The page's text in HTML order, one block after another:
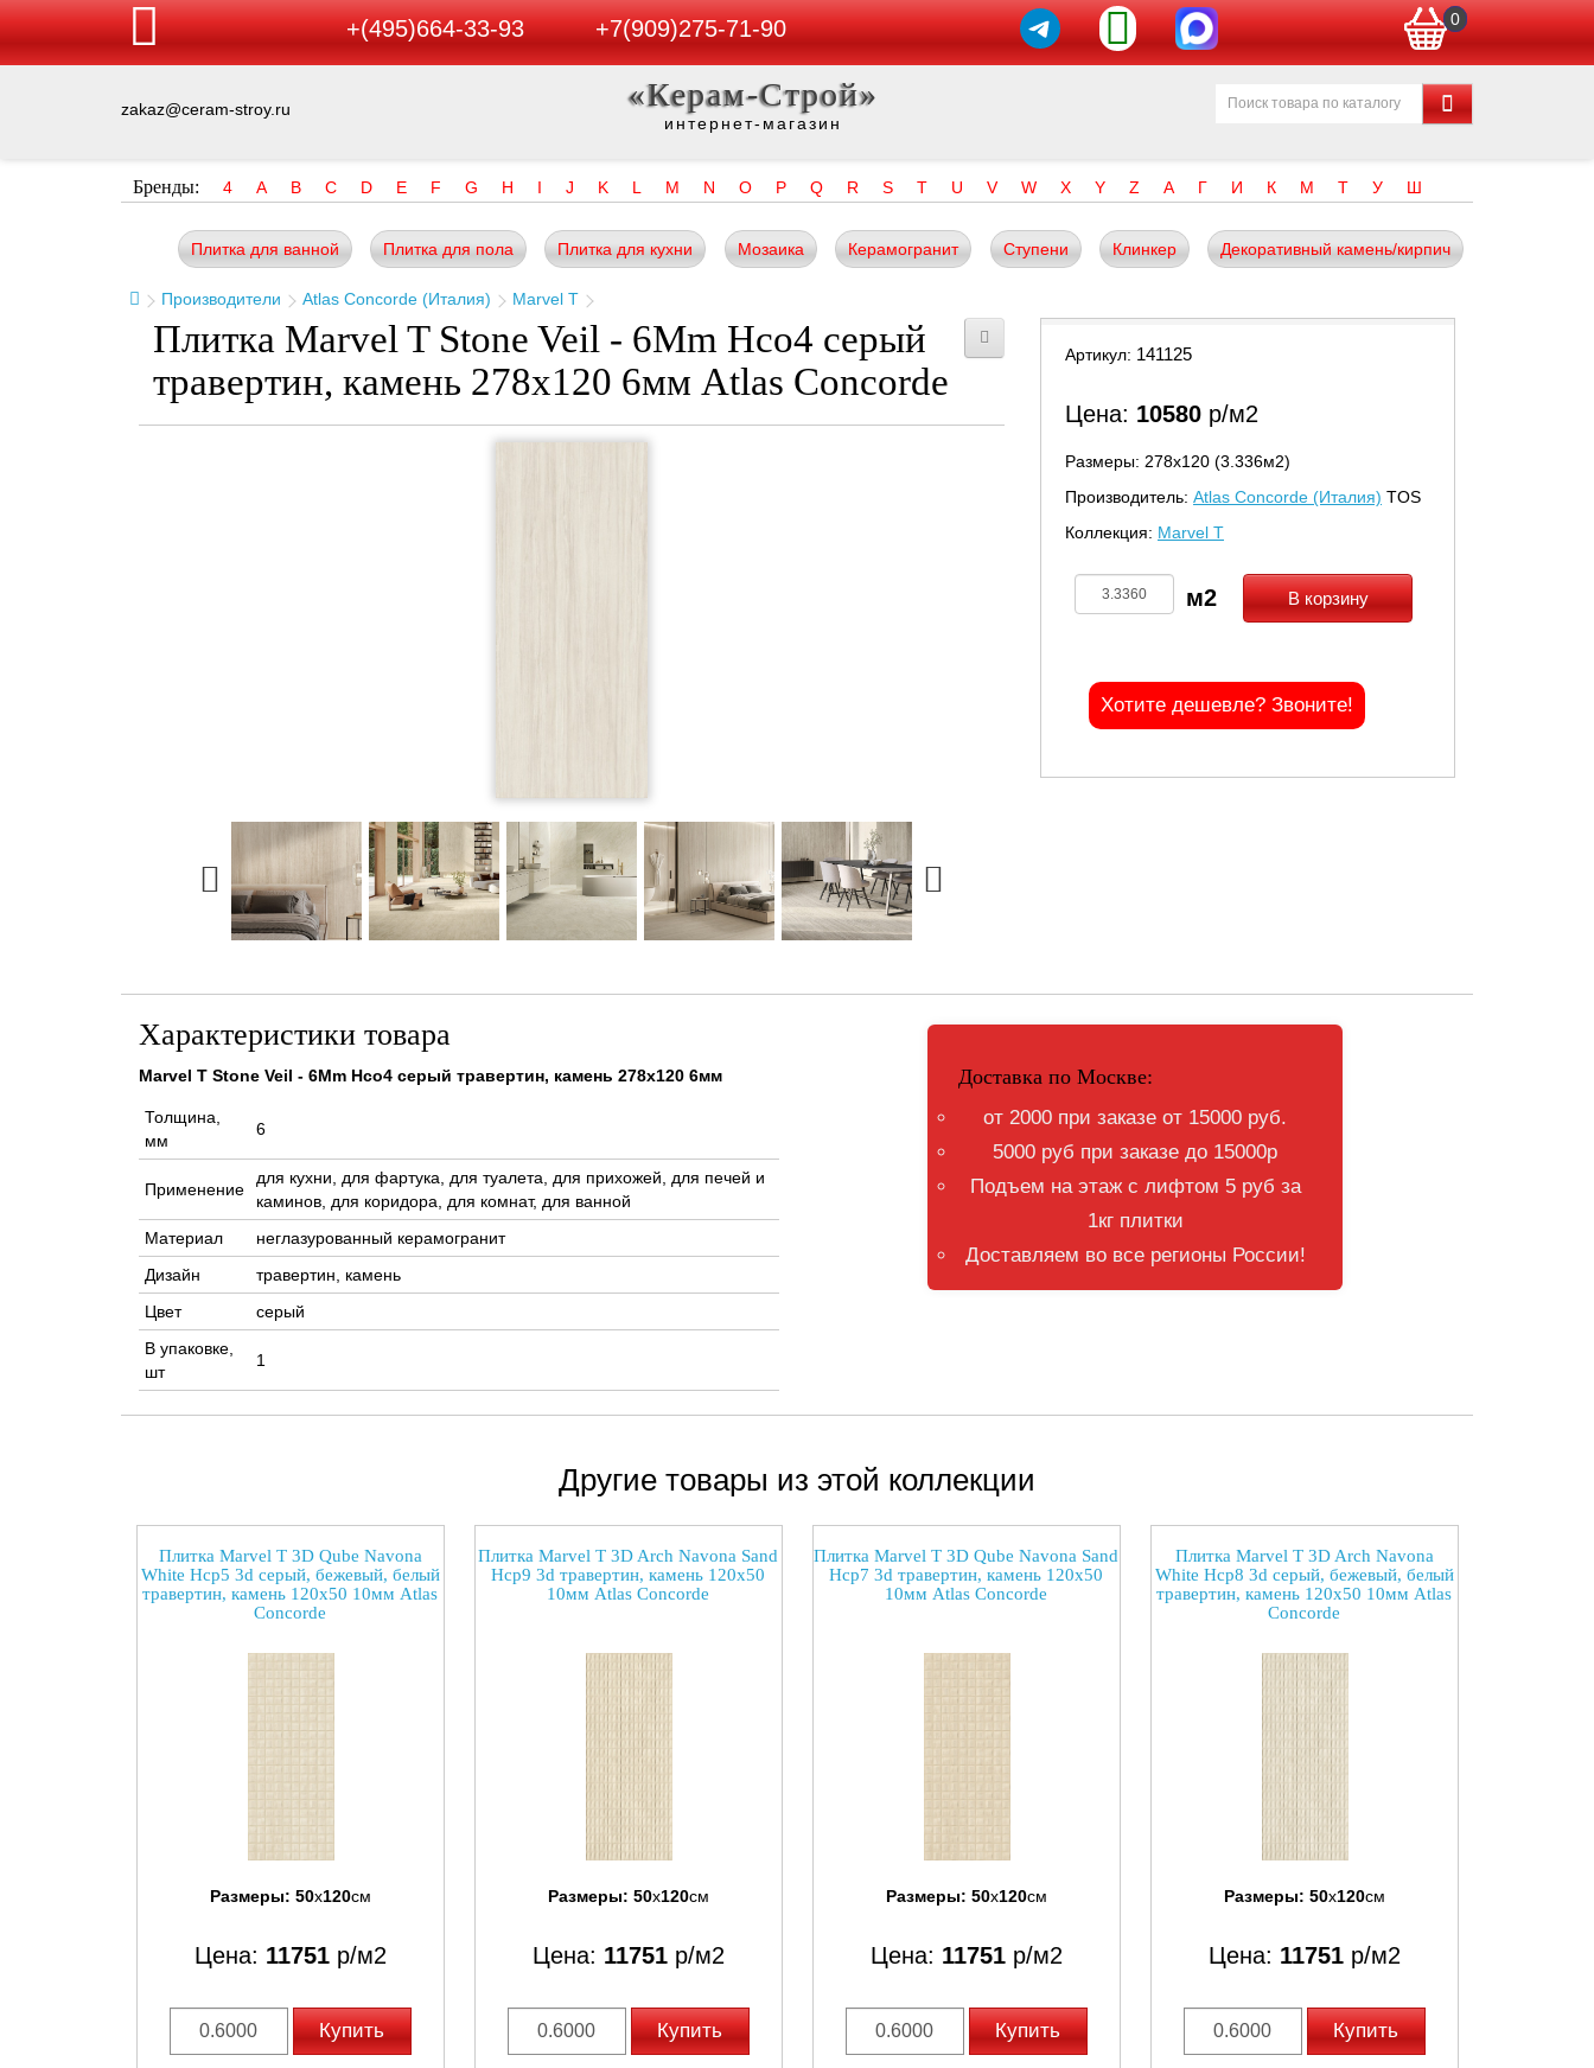
+(495)664-33-93 +7(909)275-71-90 0
zakaz@ceram-stroy.ru «Керам-Строй»
интернет-магазин
Бренды: 4 A B C D E F G H I J K L M N O P Q R S T U V W X Y Z А Г И К М Т У Ш
Плитка для ванной Плитка для пола Плитка для кухни Мозаика Керамогранит Ступени Клинкер Декоративный камень/кирпич
Производители Atlas Concorde (Италия) Marvel T
Плитка Marvel T Stone Veil - 6Mm Hco4 серый
травертин, камень 278x120 6мм Atlas Concorde
Артикул: 141125
Цена: 10580 р/м2
Размеры: 278х120 (3.336м2)
Производитель: Atlas Concorde (Италия) TOS
Коллекция: Marvel T
В корзину
Хотите дешевле? Звоните!
Характеристики товара
Marvel T Stone Veil - 6Mm Hco4 серый травертин, камень 278x120 6мм
Толщина,
мм
6
Применение
для кухни, для фартука, для туалета, для прихожей, для печей и
каминов, для коридора, для комнат, для ванной
Материал
неглазурованный керамогранит
Дизайн
травертин, камень
Цвет
серый
В упаковке,
шт
1
Доставка по Москве:
от 2000 при заказе от 15000 руб.
5000 руб при заказе до 15000р
Подъем на этаж с лифтом 5 руб за
1кг плитки
Доставляем во все регионы России!
Другие товары из этой коллекции
Плитка Marvel T 3D Qube Navona
White Hcp5 3d серый, бежевый, белый
травертин, камень 120x50 10мм Atlas
Concorde
Размеры: 50x120см
Цена: 11751р/м2
Купить
Плитка Marvel T 3D Arch Navona Sand
Hcp9 3d травертин, камень 120x50
10мм Atlas Concorde
Размеры: 50x120см
Цена: 11751р/м2
Купить
Плитка Marvel T 3D Qube Navona Sand
Hcp7 3d травертин, камень 120x50
10мм Atlas Concorde
Размеры: 50x120см
Цена: 11751р/м2
Купить
Плитка Marvel T 3D Arch Navona
White Hcp8 3d серый, бежевый, белый
травертин, камень 120x50 10мм Atlas
Concorde
Размеры: 50x120см
Цена: 11751р/м2
Купить